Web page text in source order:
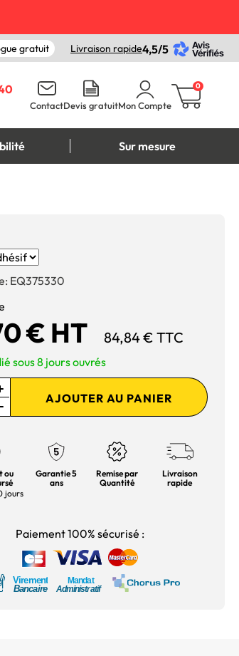
gratuit Livraison rapide4,5/5
ContactDevis gratuitMon Compte
0
Sur mesure
EQ375330
€ HT 84,84 € TTC
sous 8 jours ouvrés
AJOUTER AU PANIER
ou
jours
Garantie 5
ans
Remise par
Quantité
Livraison
rapide
Paiement 100% sécurisé :